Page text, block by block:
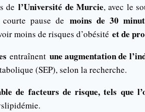
de l’Université de Murcie, avec le
courte pause demoins de 30
moins de risques d’obésité et de
entraînent une augmentation de
(SEP), selon la recherche.
de facteurs de risque, tels que